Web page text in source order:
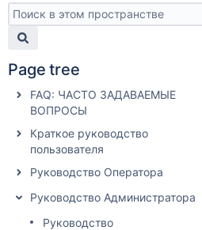
Page tree
FAQ: ЧАСТО ЗАДАВАЕМЫЕ
ВОПРОСЫ
Краткое руководство
пользователя
Руководство Оператора
Руководство Администратора
Руководство